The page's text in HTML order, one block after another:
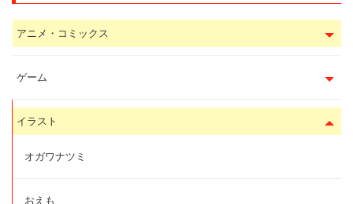
アニメ・コミックス
ゲーム
イラスト
オガワナツミ
おえも